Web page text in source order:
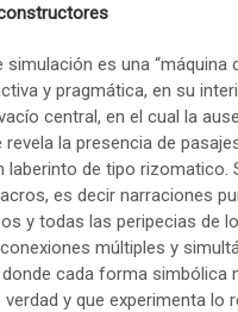
simulación es una “máquina
y pragmática, en su
central, en el cual la
la presencia de
laberinto de tipo rizomatico.
es decir narraciones
y todas las peripecias de
múltiples y
cada forma simbólica
verdad y que experimenta lo